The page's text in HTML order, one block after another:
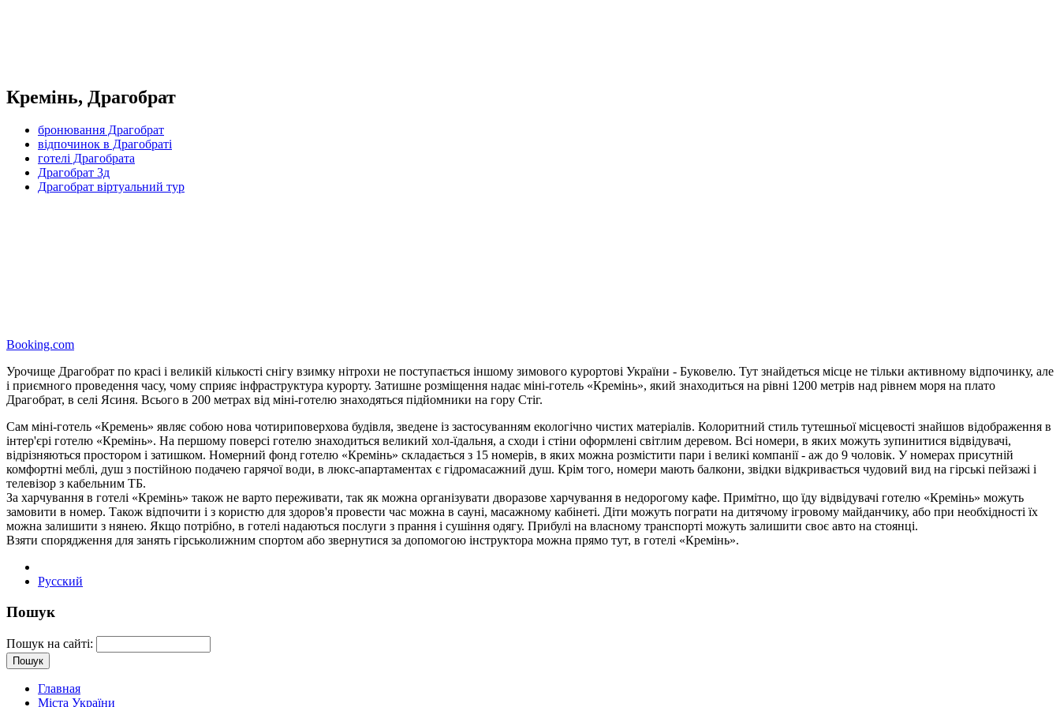
Кремінь, Драгобрат
бронювання Драгобрат
відпочинок в Драгобраті
готелі Драгобрата
Драгобрат 3д
Драгобрат віртуальний тур
Booking.com
Урочище Драгобрат по красі і великій кількості снігу взимку нітрохи не поступається іншому зимового курортові України - Буковелю. Тут знайдеться місце не тільки активному відпочинку, але
і приємного проведення часу, чому сприяє інфраструктура курорту. Затишне розміщення надає міні-готель «Кремінь», який знаходиться на рівні 1200 метрів над рівнем моря на плато
Драгобрат, в селі Ясиня. Всього в 200 метрах від міні-готелю знаходяться підйомники на гору Стіг.
Сам міні-готель «Кремень» являє собою нова чотириповерхова будівля, зведене із застосуванням екологічно чистих матеріалів. Колоритний стиль тутешньої місцевості знайшов відображення в
інтер'єрі готелю «Кремінь». На першому поверсі готелю знаходиться великий хол-їдальня, а сходи і стіни оформлені світлим деревом. Всі номери, в яких можуть зупинитися відвідувачі,
відрізняються простором і затишком. Номерний фонд готелю «Кремінь» складається з 15 номерів, в яких можна розмістити пари і великі компанії - аж до 9 чоловік. У номерах присутній
комфортні меблі, душ з постійною подачею гарячої води, в люкс-апартаментах є гідромасажний душ. Крім того, номери мають балкони, звідки відкривається чудовий вид на гірські пейзажі і
телевізор з кабельним ТБ.
За харчування в готелі «Кремінь» також не варто переживати, так як можна організувати дворазове харчування в недорогому кафе. Примітно, що їду відвідувачі готелю «Кремінь» можуть
замовити в номер. Також відпочити і з користю для здоров'я провести час можна в сауні, масажному кабінеті. Діти можуть пограти на дитячому ігровому майданчику, або при необхідності їх
можна залишити з нянею. Якщо потрібно, в готелі надаються послуги з прання і сушіння одягу. Прибулі на власному транспорті можуть залишити своє авто на стоянці.
Взяти спорядження для занять гірськолижним спортом або звернутися за допомогою інструктора можна прямо тут, в готелі «Кремінь».
Русский
Пошук
Пошук на сайті:
Главная
Міста України